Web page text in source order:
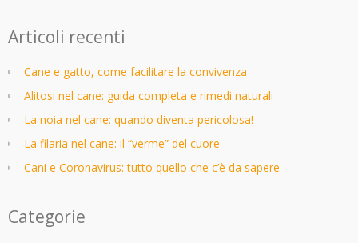
Articoli recenti
Cane e gatto, come facilitare la convivenza
Alitosi nel cane: guida completa e rimedi naturali
La noia nel cane: quando diventa pericolosa!
La filaria nel cane: il “verme” del cuore
Cani e Coronavirus: tutto quello che c’è da sapere
Categorie